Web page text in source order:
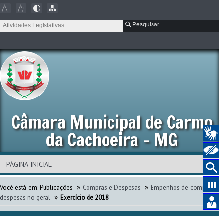
Pesquisar
Câmara Municipal de Carmo
da Cachoeira - MG
Você está em:Publicações » Compras e Despesas » Empenhos de compras e
despesas no geral » Exercício de 2018